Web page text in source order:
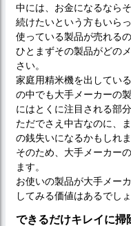
中には、お金になるなら
続けたいという方もいら
使っている製品が売れる
ひとまずその製品がどの
さい。
家庭用精米機を出してい
の中でも大手メーカーの
にはとくに注目される部分
ただでさえ中古なのに、
の銭失いになるかもしれま
そのため、大手メーカー
ます。
お使いの製品が大手メー
してみる価値はあるでしょ
できるだけキレイに掃